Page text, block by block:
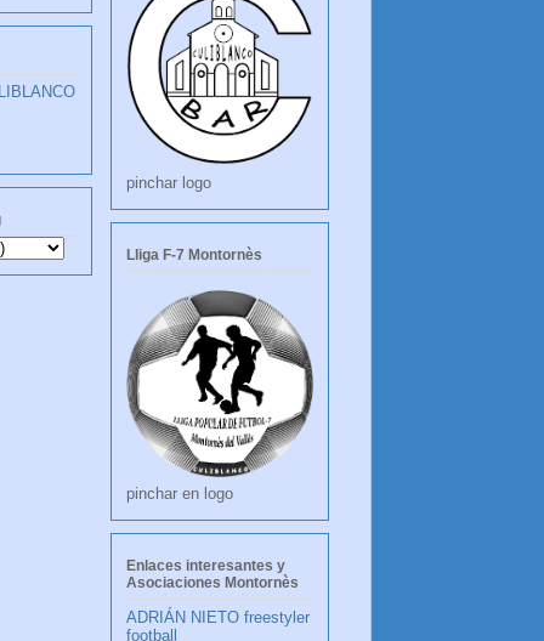
pinchar logo
Lliga F-7 Montornès
pinchar en logo
Enlaces interesantes y
Asociaciones Montornès
ADRIÁN NIETO freestyler
football